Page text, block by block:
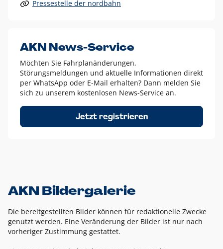
Alle anderen Logo-Varianten dürfen nur in Ausnahmefällen
Diese Ausnahmen sind zum Beispiel:
dem AKN Blau,
weißes Logo auf Fotohintergründen,
schwarzes Logo für reine Schwarz-Weiß-Umsetzungen
Um das Logo herum muss ein Schutzraum von jeweils einer
Höhe bzw. Breite des N aus AKN in alle Richtungen
Pressestelle der nordbahn
AKN News-Service
Möchten Sie Fahrplanänderungen,
Störungsmeldungen und aktuelle Informationen direkt
per WhatsApp oder E-Mail erhalten? Dann melden Sie
sich zu unserem kostenlosen News-Service an.
Jetzt registrieren
AKN Bildergalerie
Die bereitgestellten Bilder können für redaktionelle Zwecke
genutzt werden. Eine Veränderung der Bilder ist nur nach
vorheriger Zustimmung gestattet.